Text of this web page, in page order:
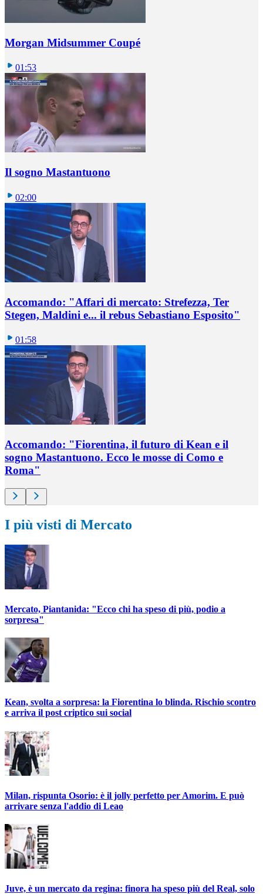
Morgan Midsummer Coupé
01:53
Il sogno Mastantuono
02:00
Accomando: "Affari di mercato: Strefezza, Ter
Stegen, Maldini e... il rebus Sebastiano Esposito"
01:58
Accomando: "Fiorentina, il futuro di Kean e il
sogno Mastantuono. Ecco le mosse di Como e
Roma"
I più visti di Mercato
Mercato, Piantanida: "Ecco chi ha speso di più, podio a
sorpresa"
Kean, svolta a sorpresa: la Fiorentina lo blinda. Rischio scontro
e arriva il post criptico sui social
Milan, rispunta Osorio: è il jolly perfetto per Amorim. E può
arrivare senza l'addio di Leao
Juve, è un mercato da regina: finora ha speso più del Real, solo